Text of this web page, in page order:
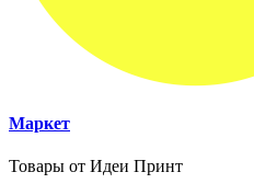
Маркет
Товары от Идеи Принт